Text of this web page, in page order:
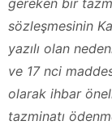
sözleşmesinin
yazılı olan
ve 17 nci
olarak ihbar
tazminatı